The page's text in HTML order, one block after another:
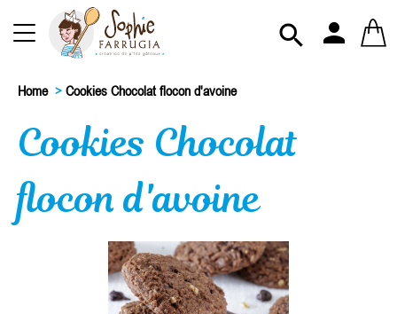
 person
Home > Cookies Chocolat flocon d'avoine
Cookies Chocolat
flocon d'avoine